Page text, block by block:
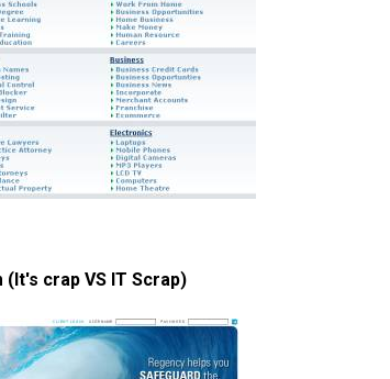
(It's crap VS IT Scrap)